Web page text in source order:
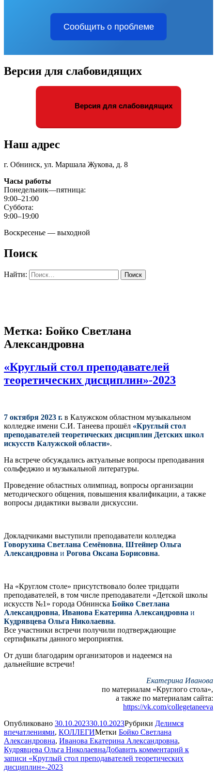
Сообщить о проблеме
Версия для слабовидящих
Версия для слабовидящих
Наш адрес
г. Обнинск, ул. Маршала Жукова, д. 8
Часы работы
Понедельник—пятница:
9:00–21:00
Суббота:
9:00–19:00
Воскресенье — выходной
Поиск
Найти:
Метка: Бойко Светлана
Александровна
«Круглый стол преподавателей
теоретических дисциплин»-2023
7 октября 2023 г. в Калужском областном музыкальном
колледже имени С.И. Танеева прошёл «Круглый стол
преподавателей теоретических дисциплин Детских школ
искусств Калужской области».
На встрече обсуждались актуальные вопросы преподавания
сольфеджио и музыкальной литературы.
Проведение областных олимпиад, вопросы организации
методического общения, повышения квалификации, а также
вопросы дидактики вызвали дискуссии.
Докладчиками выступили преподаватели колледжа
Говорухина Светлана Семёновна, Штейнер Ольга
Александровна и Рогова Оксана Борисовна.
На «Круглом столе» присутствовало более тридцати
преподавателей, в том числе преподаватели «Детской школы
искусств №1» города Обнинска Бойко Светлана
Александровна, Иванова Екатерина Александровна и
Кудрявцева Ольга Николаевна.
Все участники встречи получили подтверждающие
сертификаты данного мероприятия.
От души благодарим организаторов и надеемся на
дальнейшие встречи!
Екатерина Иванова
по материалам «Круглого стола»,
а также по материалам сайта:
https://vk.com/collegetaneeva
Опубликовано 30.10.202330.10.2023Рубрики Делимся
впечатлениями, КОЛЛЕГИМетки Бойко Светлана
Александровна, Иванова Екатерина Александровна,
Кудрявцева Ольга НиколаевнаДобавить комментарий к
записи «Круглый стол преподавателей теоретических
дисциплин»-2023